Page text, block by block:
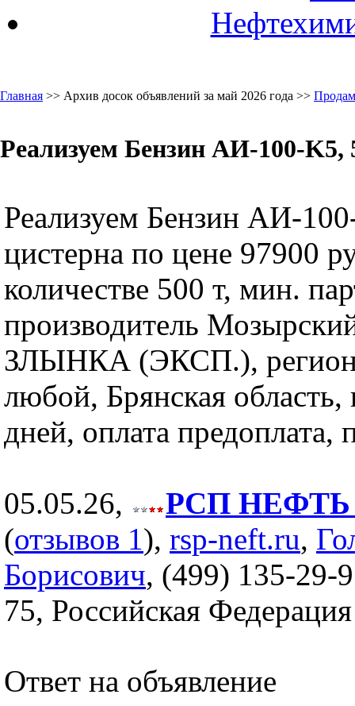
Главная >> Архив досок объявлений за май 2026 года >>
Реализуем Бензин АИ-100-K5,
Реализуем Бензин АИ-
цистерна по цене 97900
количестве 500 т, мин.
производитель
ЗЛЫНКА (ЭКСП.), регион
любой, Брянская область,
дней, оплата предоплата,
05.05.26,
РСП НЕФТЬ
(отзывов 1), rsp-neft.ru,
Борисович, (499) 135-29-
75, Российская Федерация
Ответ на объявление